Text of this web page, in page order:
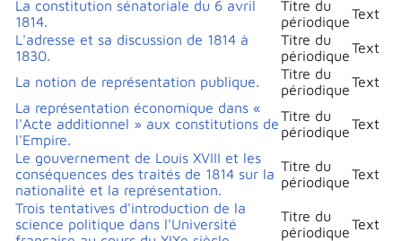
La constitution sénatoriale du 6 avril
1814.
Titre du
périodiqueText
L'adresse et sa discussion de 1814 à
1830.
Titre du
périodiqueText
La notion de représentation publique.
Titre du
périodiqueText
La représentation économique dans «
l'Acte additionnel » aux constitutions de
l'Empire.
Titre du
périodiqueText
Le gouvernement de Louis XVIII et les
conséquences des traités de 1814 sur la
nationalité et la représentation.
Titre du
périodiqueText
Trois tentatives d'introduction de la
science politique dans l'Université
Titre du
périodiqueText